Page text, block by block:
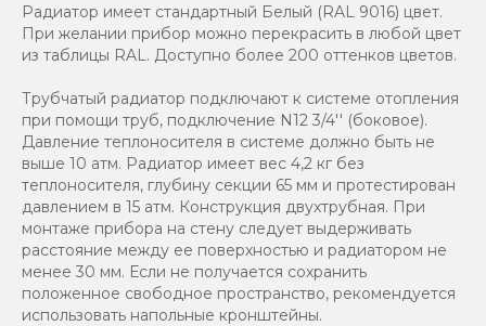
Радиатор имеет стандартный Белый (RAL 9016) цвет.
При желании прибор можно перекрасить в любой цвет
из таблицы RAL. Доступно более 200 оттенков цветов.
Трубчатый радиатор подключают к системе отопления
при помощи труб, подключение N12 3/4'' (боковое).
Давление теплоносителя в системе должно быть не
выше 10 атм. Радиатор имеет вес 4,2 кг без
теплоносителя, глубину секции 65 мм и протестирован
давлением в 15 атм. Конструкция двухтрубная. При
монтаже прибора на стену следует выдерживать
расстояние между ее поверхностью и радиатором не
менее 30 мм. Если не получается сохранить
положенное свободное пространство, рекомендуется
использовать напольные кронштейны.